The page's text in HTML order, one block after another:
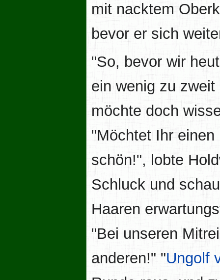
mit nacktem
bevor er sich
"So, bevor wir
ein wenig zu
möchte doch
"Möchtet Ihr
schön!", lobte
Schluck und
Haaren
"Bei unseren
anderen!" "Ungolf